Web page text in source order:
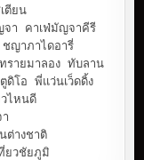
ตียน
จา
คาเฟ่มัญจาคีรี
ชญาภาไดอารี่
ทรายมาลอง ทับลาน
ดิโอ
พี่แว่นเว็ดดิ้ง
ไหนดี
ต่างชาติ
ยวชัยภูมิ